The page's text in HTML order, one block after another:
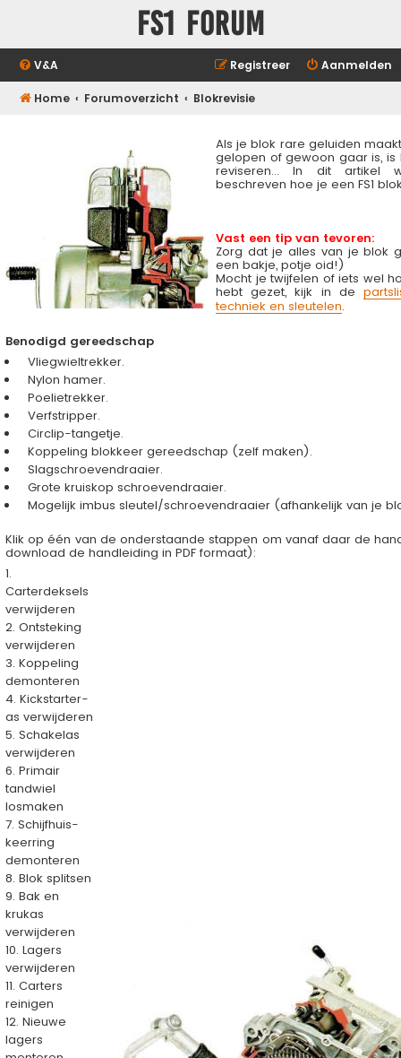
FS1 forum
V&A Aanmelden
Registreer
Home Forumoverzicht Blokrevisie
Als je blok rare geluiden
gelopen of gewoon gaar is,
reviseren... In dit artikel
beschreven hoe je een FS1
Vast een tip van tevoren:
Zorg dat je alles van je blok
een bakje, potje oid!)
Mocht je twijfelen of iets wel
hebt gezet, kijk in de
techniek en sleutelen.
Benodigd gereedschap
Vliegwieltrekker.
Nylon hamer.
Poelietrekker.
Verfstripper.
Circlip-tangetje.
Koppeling blokkeer gereedschap (zelf maken).
Slagschroevendraaier.
Grote kruiskop schroevendraaier.
Mogelijk imbus sleutel/schroevendraaier (afhankelijk van je
Klik op één van de onderstaande stappen om vanaf daar de
download de handleiding in PDF formaat):
1.
Carterdeksels
verwijderen
2. Ontsteking
verwijderen
3. Koppeling
demonteren
4. Kickstarter-
as verwijderen
5. Schakelas
verwijderen
6. Primair
tandwiel
losmaken
7. Schijfhuis-
keerring
demonteren
8. Blok splitsen
9. Bak en
krukas
verwijderen
10. Lagers
verwijderen
11. Carters
reinigen
12. Nieuwe
lagers